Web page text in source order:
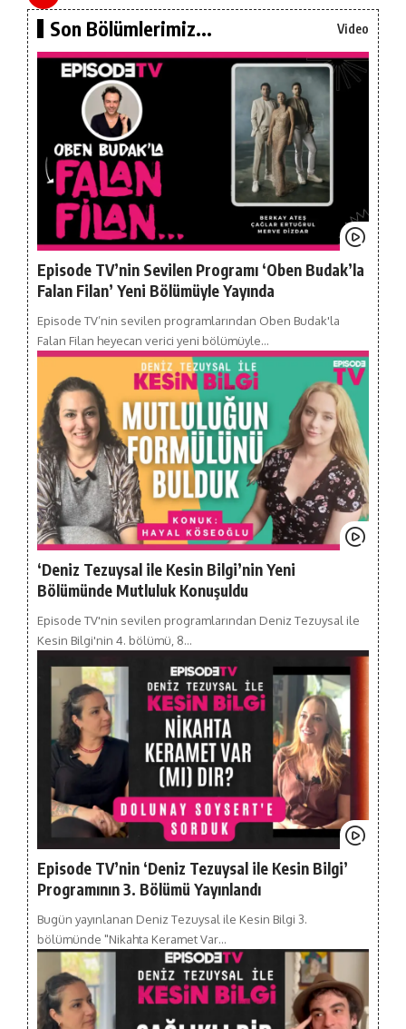
Son Bölümlerimiz... Video
Episode TV’nin Sevilen Programı ‘Oben Budak’la
Falan Filan’ Yeni Bölümüyle Yayında
Episode TV’nin sevilen programlarından Oben Budak'la
Falan Filan heyecan verici yeni bölümüyle…
‘Deniz Tezuysal ile Kesin Bilgi’nin Yeni
Bölümünde Mutluluk Konuşuldu
Episode TV'nin sevilen programlarından Deniz Tezuysal ile
Kesin Bilgi'nin 4. bölümü, 8…
Episode TV’nin ‘Deniz Tezuysal ile Kesin Bilgi’
Programının 3. Bölümü Yayınlandı
Bugün yayınlanan Deniz Tezuysal ile Kesin Bilgi 3.
bölümünde "Nikahta Keramet Var…